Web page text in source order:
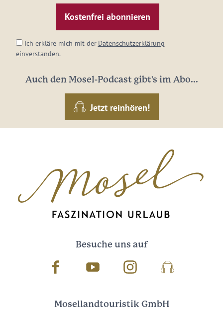
Mail-
Adresse:
Ich erkläre mich mit der Datenschutzerklärung
einverstanden.
Auch den Mosel-Podcast gibt's im Abo...
Jetzt reinhören!
Besuche uns auf
Facebook Youtube InstagramPodcast
Mosellandtouristik GmbH